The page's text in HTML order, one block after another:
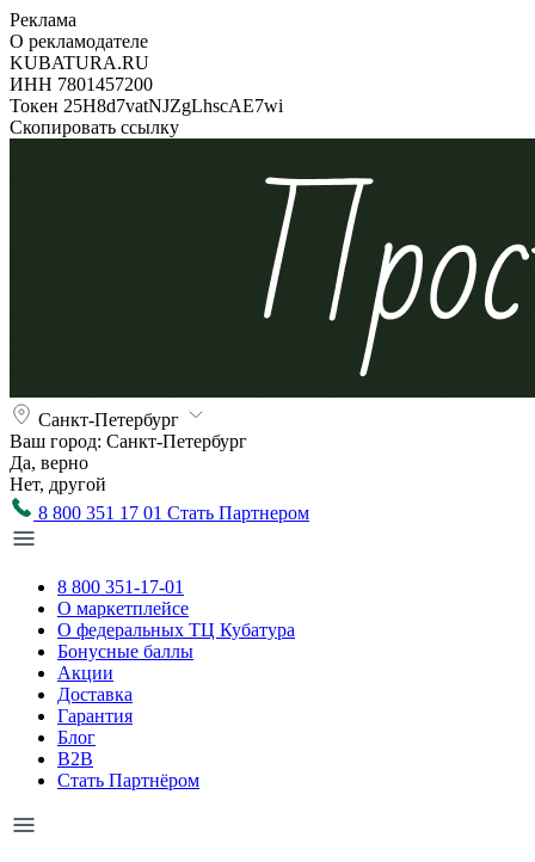
Реклама
О рекламодателе
KUBATURA.RU
ИНН 7801457200
Токен 25H8d7vatNJZgLhscAE7wi
Скопировать ссылку
Санкт-Петербург
Ваш город: Санкт-Петербург
Да, верно
Нет, другой
8 800 351 17 01 Стать Партнером
8 800 351-17-01
О маркетплейсе
О федеральных ТЦ Кубатура
Бонусные баллы
Акции
Доставка
Гарантия
Блог
B2B
Стать Партнёром